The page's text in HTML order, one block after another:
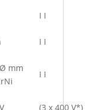
I I
I I
mm
I I
(3 x 400 V*)